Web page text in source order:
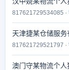
817621729534085 ·
天津捷某仓储服务
817621729521797 ·
澳门守某物流个人